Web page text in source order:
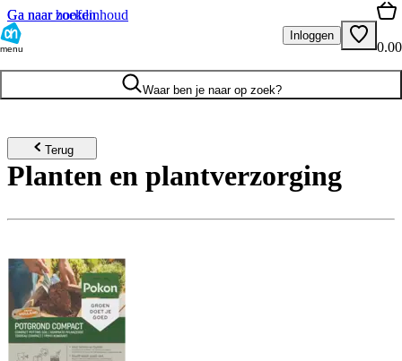
Ga naar hoofdinhoud
Ga naar zoeken
menu
Inloggen
0.00
Waar ben je naar op zoek?
Terug
Planten en plantverzorging